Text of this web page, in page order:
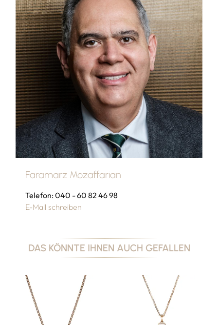
Faramarz Mozaffarian
Telefon: 040 - 60 82 46 98
E-Mail schreiben
DAS KÖNNTE IHNEN AUCH GEFALLEN